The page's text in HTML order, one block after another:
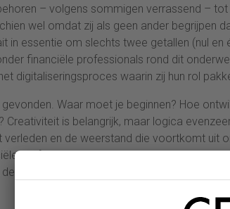
– volgens sommigen verrassend –
wel omdat zij als geen ander begrijpen
in essentie om slechts twee getallen (nul
financiële professionals rond dit
digitaliseringsproces waarin zij hun rol
Waar moet je beginnen? Hoe
Creativiteit is belangrijk, maar logica
en de weerstand die voortkomt uit
professional zich als strateeg en lobbyist,
financiële professional is dan nodig om